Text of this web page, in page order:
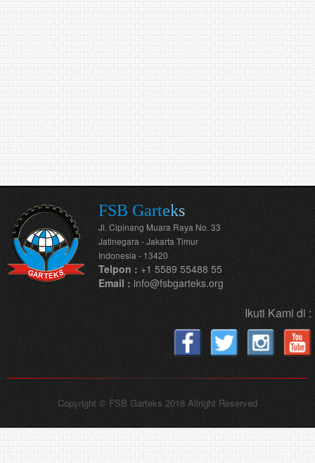
FSB Garteks
Jl. Cipinang Muara Raya No. 33
Jatinegara - Jakarta Timur
Indonesia - 13420
Telpon : +1 5589 55488 55
Email : info@fsbgarteks.org
Ikuti Kami di :
Copyright © FSB Garteks 2018 Allright Reserved